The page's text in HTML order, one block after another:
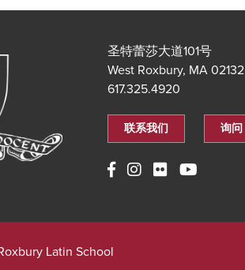
圣特蕾莎大道101号
West Roxbury, MA 02132
617.325.4920
联系我们 询问
Latin School